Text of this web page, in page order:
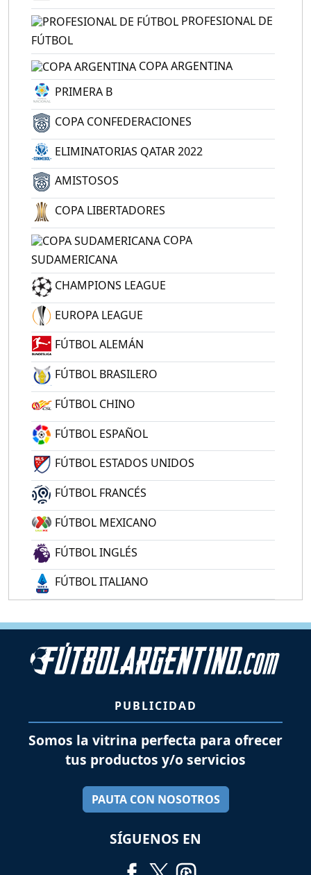
PROFESIONAL DE
FÚTBOL
COPA ARGENTINA
PRIMERA B
COPA CONFEDERACIONES
ELIMINATORIAS QATAR 2022
AMISTOSOS
COPA LIBERTADORES
COPA
SUDAMERICANA
CHAMPIONS LEAGUE
EUROPA LEAGUE
FÚTBOL ALEMÁN
FÚTBOL BRASILERO
FÚTBOL CHINO
FÚTBOL ESPAÑOL
FÚTBOL ESTADOS UNIDOS
FÚTBOL FRANCÉS
FÚTBOL MEXICANO
FÚTBOL INGLÉS
FÚTBOL ITALIANO
PUBLICIDAD
Somos la vitrina perfecta para ofrecer
tus productos y/o servicios
PAUTA CON NOSOTROS
SÍGUENOS EN